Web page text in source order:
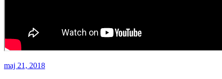
Publicerat
maj 21, 2018